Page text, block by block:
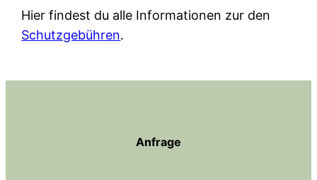
Hier findest du alle Informationen zur den
Schutzgebühren.
Anfrage